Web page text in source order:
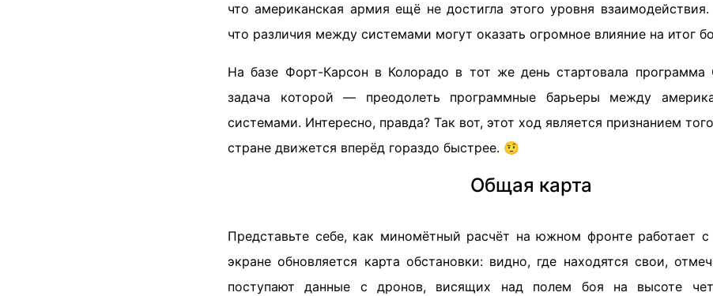
что американская армия ещё не достигла этого уровня
что различия между системами могут оказать огромное влияние на итог
На базе Форт-Карсон в Колорадо в тот же день стартовала программа
задача которой — преодолеть программные барьеры между
системами. Интересно, правда? Так вот, этот ход является признанием
стране движется вперёд гораздо быстрее. 🤨
Общая карта
Представьте себе, как миномётный расчёт на южном фронте
экране обновляется карта обстановки: видно, где находятся свои,
поступают данные с дронов, висящих над полем боя на высоте